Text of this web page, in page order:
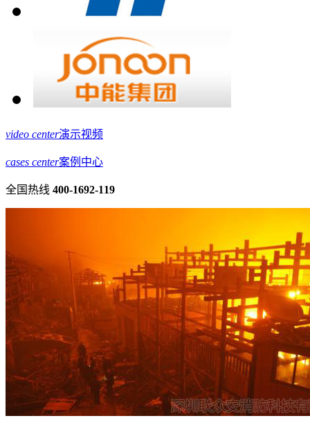
video center演示视频
cases center案例中心
全国热线 400-1692-119